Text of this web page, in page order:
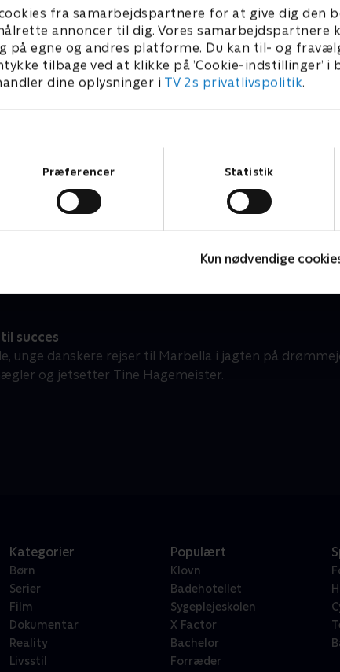
fra samarbejdspartnere for at give dig den
annoncer til dig. Vores samarbejdspartnere
egne og andres platforme. Du kan til- og
tilbage ved at klikke på ’Cookie-indstillinger’ i
dine oplysninger i TV 2s privatlivspolitik.
Præferencer Statistik
Kun nødvendige
succes
unge danskere rejser til Marbella i jagten på
og jetsetter Tine Hagemeister.
Kategorier
Børn
Serier
Film
Dokumentar
Reality
Livsstil
Populært
Klovn
Badehotellet
Sygeplejeskolen
X Factor
Bachelor
Forræder